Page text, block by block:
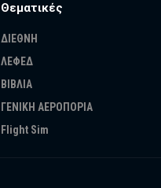
Θεματικές
ΔΙΕΘΝΗ
ΛΕΦΕΔ
ΒΙΒΛΙΑ
ΓΕΝΙΚΗ ΑΕΡΟΠΟΡΙΑ
Flight Sim